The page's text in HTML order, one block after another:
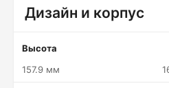
Дизайн и корпус
Высота
157.9 мм